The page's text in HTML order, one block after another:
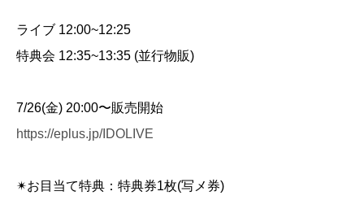
ライブ 12:00~12:25
特典会 12:35~13:35 (並行物販)
7/26(金) 20:00〜販売開始
https://eplus.jp/IDOLIVE
✴︎お目当て特典：特典券1枚(写メ券)